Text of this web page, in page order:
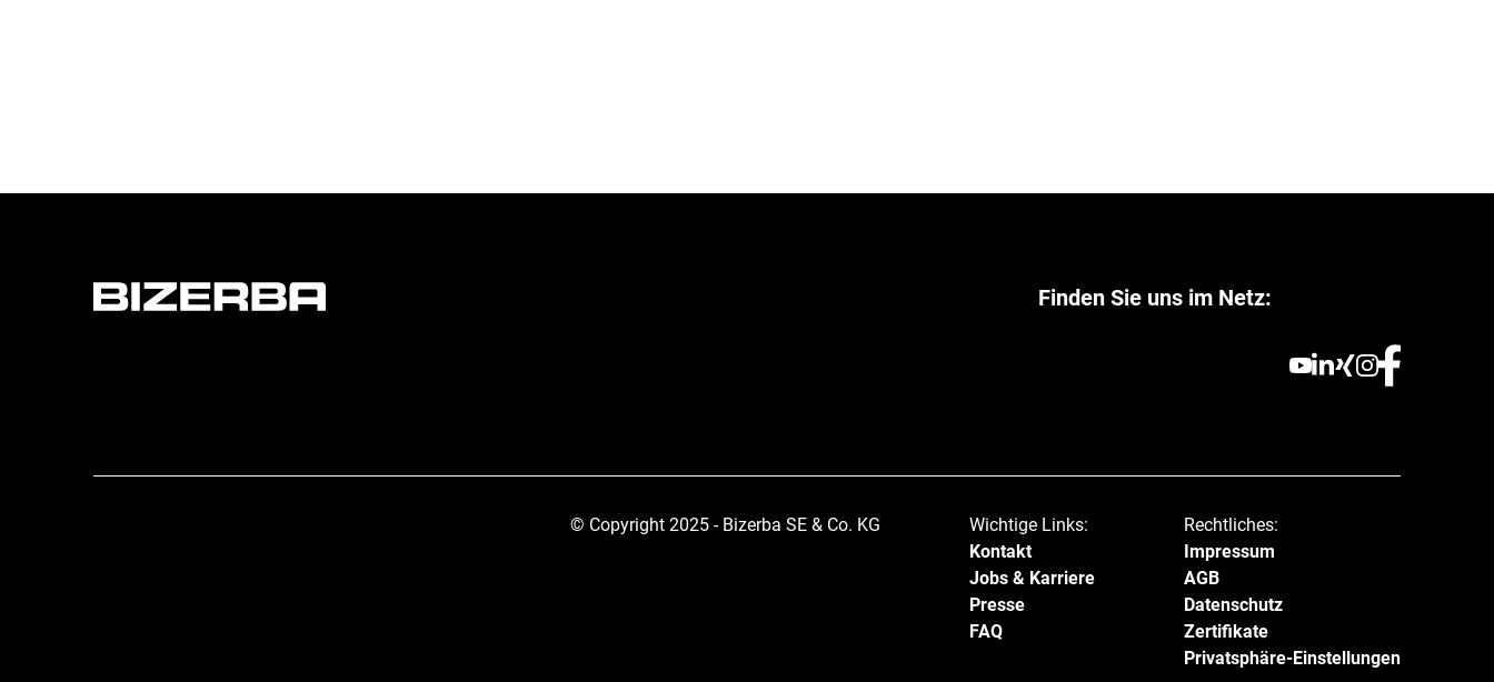
Finden Sie uns im Netz:
© Copyright 2025 - Bizerba SE & Co. KG
Wichtige Links:
Kontakt
Jobs & Karriere
Presse
FAQ
Rechtliches:
Impressum
AGB
Datenschutz
Zertifikate
Privatsphäre-Einstellungen